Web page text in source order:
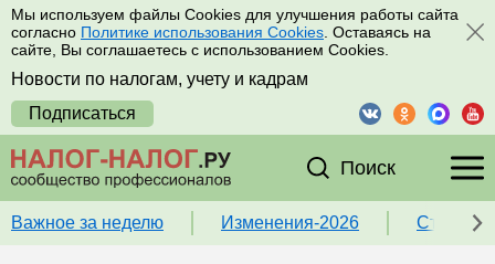
Мы используем файлы Cookies для улучшения работы сайта
согласно Политике использования Cookies . Оставаясь на
сайте, Вы соглашаетесь с использованием Cookies.
Новости по налогам, учету и кадрам
Подписаться
Поиск
Важное за неделю Изменения-2026 Ставка